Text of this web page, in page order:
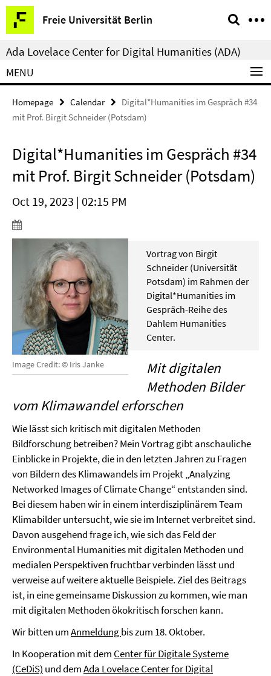
Springe
direkt
zu
Inhalt
Freie Universität Berlin
Service
Navigation
Ada Lovelace Center for Digital Humanities (ADA)
MENU
Homepage Calendar
Digital*Humanities im Gespräch #34
mit Prof. Birgit Schneider (Potsdam)
Digital*Humanities im Gespräch #34
mit Prof. Birgit Schneider (Potsdam)
Oct 19, 2023 | 02:15 PM
Image Credit: © Iris Janke
Vortrag von Birgit
Schneider (Universität
Potsdam) im Rahmen der
Digital*Humanities im
Gespräch-Reihe des
Dahlem Humanities
Center.
Mit digitalen
Methoden Bilder
vom Klimawandel erforschen
Wie lässt sich kritisch mit digitalen Methoden
Bildforschung betreiben? Mein Vortrag gibt anschauliche
Einblicke in Projekte, die in den letzten Jahren zu Fragen
von Bildern des Klimawandels im Projekt „Analyzing
Networked Images of Climate Change“ entstanden sind.
Bei diesem haben wir in einem interdisziplinärem Team
Klimabilder untersucht, wie sie im Internet verbreitet sind.
Davon ausgehend frage ich, wie sich das Feld der
Environmental Humanities mit digitalen Methoden und
medialen Perspektiven fruchtbar verbinden lässt und
verweise auf weitere aktuelle Beispiele. Ziel des Beitrags
ist, in eine gemeinsame Diskussion zu kommen, wie man
mit digitalen Methoden ökokritisch forschen kann.
Wir bitten umAnmeldungbis zum 18. Oktober.
In Kooperation mit dem Center für Digitale Systeme
(CeDiS) und demAda Lovelace Center for Digital